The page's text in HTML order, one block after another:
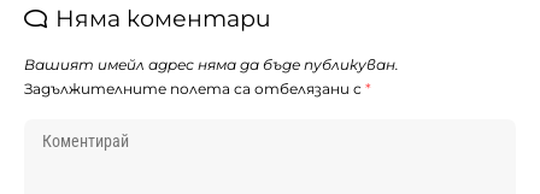
Няма коментари
Вашият имейл адрес няма да бъде публикуван.
Задължителните полета са отбелязани с *